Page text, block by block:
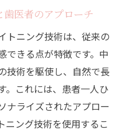
医者のアプローチ
トニング技術は、従来の
できる点が特徴です。中
技術を駆使し、自然で長
。これには、患者一人ひ
ナライズされたアプロー
ニング技術を使用するこ